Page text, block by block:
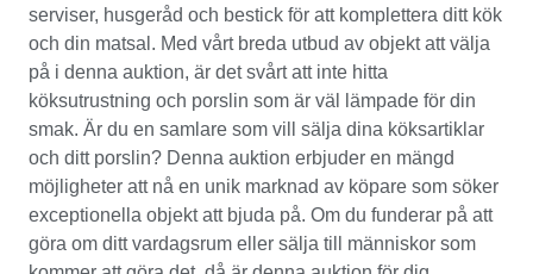
serviser, husgeråd och bestick för att komplettera ditt kök
och din matsal. Med vårt breda utbud av objekt att välja
på i denna auktion, är det svårt att inte hitta
köksutrustning och porslin som är väl lämpade för din
smak. Är du en samlare som vill sälja dina köksartiklar
och ditt porslin? Denna auktion erbjuder en mängd
möjligheter att nå en unik marknad av köpare som söker
exceptionella objekt att bjuda på. Om du funderar på att
göra om ditt vardagsrum eller sälja till människor som